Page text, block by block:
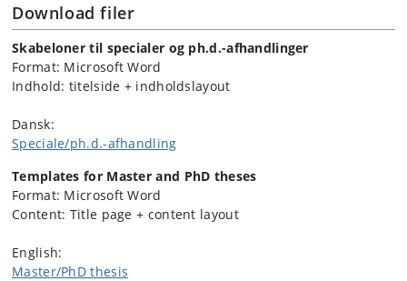
Download filer
Skabeloner til specialer og ph.d.-afhandlinger
Format: Microsoft Word
Indhold: titelside + indholdslayout
Dansk:
Speciale/ph.d.-afhandling
Templates for Master and PhD theses
Format: Microsoft Word
Content: Title page + content layout
English:
Master/PhD thesis